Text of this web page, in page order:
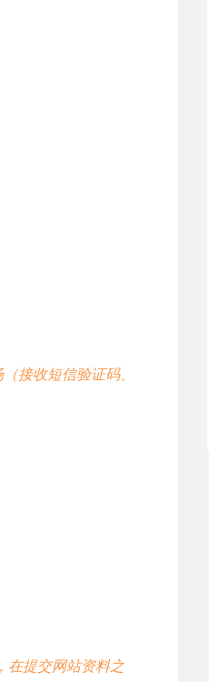
接收短信验证码、
在提交网站资料之